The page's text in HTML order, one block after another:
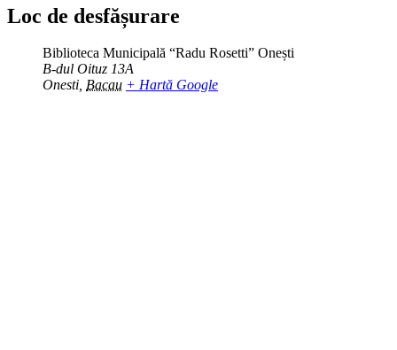
Loc de desfășurare
Biblioteca Municipală “Radu Rosetti” Onești
B-dul Oituz 13A
Onesti, Bacau + Hartă Google